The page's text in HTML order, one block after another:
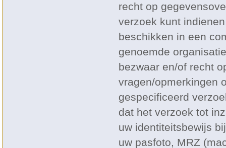
recht op
verzoek kunt
beschikken in een
genoemde
bezwaar en/of recht
vragen/opmerkingen
gespecificeerd
dat het verzoek tot
uw identiteitsbewijs
uw pasfoto, MRZ